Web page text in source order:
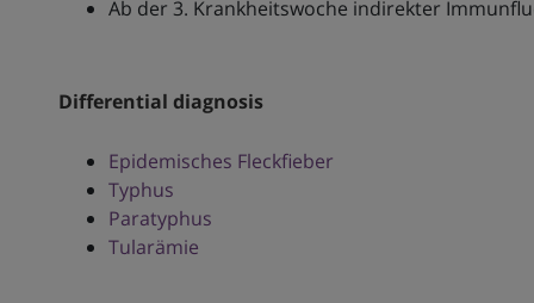
Ab der 3. Krankheitswoche indirekter
Differential diagnosis
Epidemisches Fleckfieber
Typhus
Paratyphus
Tularämie